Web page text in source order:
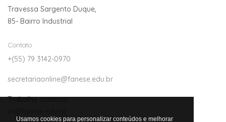
Usamos cookies para personalizar conteúdos e melhorar
Travessa Sargento Duque,
85- Bairro Industrial
Contato
+(55) 79 3142-0970
secretariaonline@fanese.edu.br
Trabalhe conosco: